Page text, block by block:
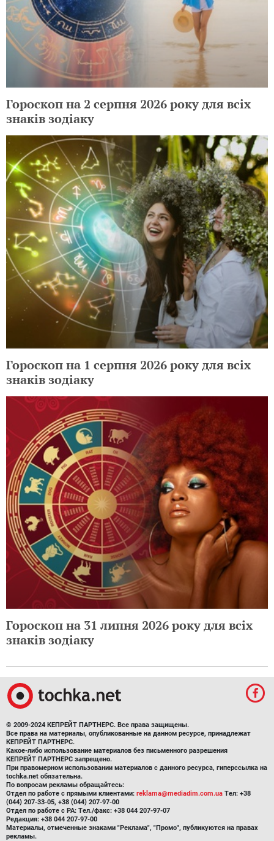
Гороскоп на 2 серпня 2026 року для всіх
знаків зодіаку
Гороскоп на 1 серпня 2026 року для всіх
знаків зодіаку
Гороскоп на 31 липня 2026 року для всіх
знаків зодіаку
© 2009-2024 КЕПРЕЙТ ПАРТНЕРС. Все права защищены.
Все права на материалы, опубликованные на данном ресурсе, принадлежат
КЕПРЕЙТ ПАРТНЕРС.
Какое-либо использование материалов без письменного разрешения
КЕПРЕЙТ ПАРТНЕРС запрещено.
При правомерном использовании материалов с данного ресурса, гиперссылка на
tochka.net обязательна.
По вопросам рекламы обращайтесь:
Отдел по работе с прямыми клиентами: reklama@mediadim.com.ua Тел: +38
(044) 207-33-05, +38 (044) 207-97-00
Отдел по работе с РА: Тел./факс: +38 044 207-97-07
Редакция: +38 044 207-97-00
Материалы, отмеченные знаками "Реклама", "Промо", публикуются на правах
рекламы.